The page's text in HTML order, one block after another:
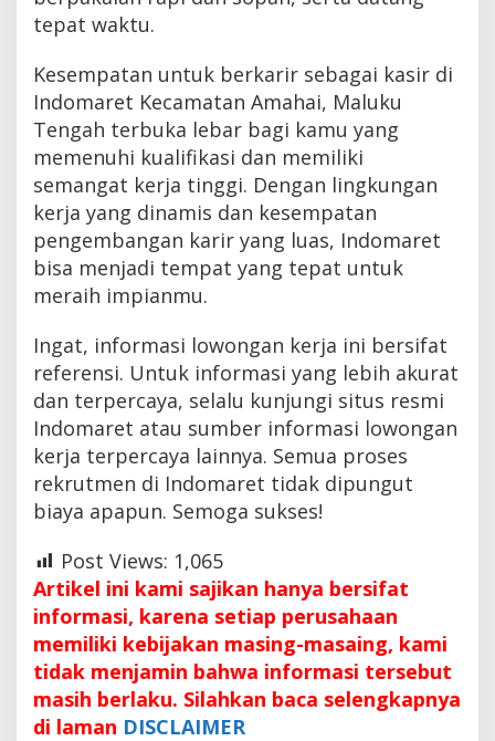
tepat waktu.
Kesempatan untuk berkarir sebagai kasir di
Indomaret Kecamatan Amahai, Maluku
Tengah terbuka lebar bagi kamu yang
memenuhi kualifikasi dan memiliki
semangat kerja tinggi. Dengan lingkungan
kerja yang dinamis dan kesempatan
pengembangan karir yang luas, Indomaret
bisa menjadi tempat yang tepat untuk
meraih impianmu.
Ingat, informasi lowongan kerja ini bersifat
referensi. Untuk informasi yang lebih akurat
dan terpercaya, selalu kunjungi situs resmi
Indomaret atau sumber informasi lowongan
kerja terpercaya lainnya. Semua proses
rekrutmen di Indomaret tidak dipungut
biaya apapun. Semoga sukses!
Post Views: 1,065
Artikel ini kami sajikan hanya bersifat
informasi, karena setiap perusahaan
memiliki kebijakan masing-masaing, kami
tidak menjamin bahwa informasi tersebut
masih berlaku. Silahkan baca selengkapnya
di laman DISCLAIMER